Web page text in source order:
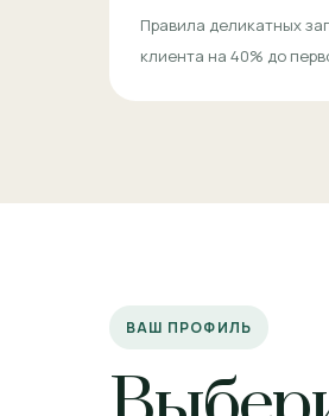
Правила деликатных
клиента на 40% до
ВАШ ПРОФИЛЬ